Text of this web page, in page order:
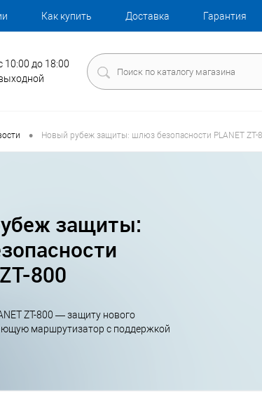
Как купить Доставка Гарантия
10:00 до 18:00
• Новый рубеж защиты: шлюз безопасности PLANET ZT-
защиты:
800
ZT-800 — защиту нового
маршрутизатор с поддержкой